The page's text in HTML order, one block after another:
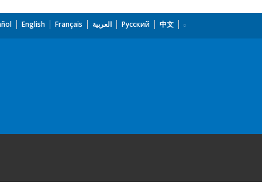
English Français العربية Русский 中文